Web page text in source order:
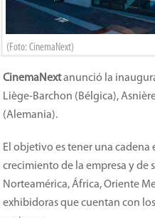
(Foto: CinemaNext)
CinemaNextanunció la
Liège-Barchon (Bélgica),
(Alemania).
El objetivo es tener una cadena
crecimiento de la empresa y de
Norteamérica, África, Oriente
exhibidoras que cuentan con